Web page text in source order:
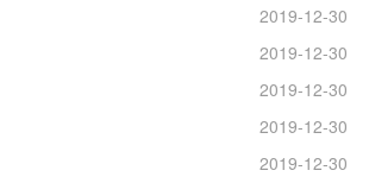
2019-12-30
2019-12-30
2019-12-30
2019-12-30
2019-12-30